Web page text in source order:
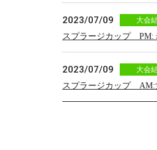
2023/07/09 大会
スプラージカップ PM:
2023/07/09 大会
スプラージカップ AM: